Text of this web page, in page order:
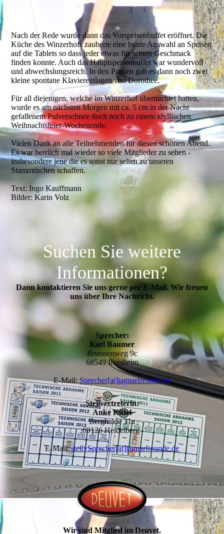
Nach der Rede wurde dann das Vorspeisenbuffet eröffnet. Die
Küche des Winzerhofs zauberte eine bunte Auswahl an Speisen
auf die Tablets so dass jeder etwas für seinen Geschmack
finden konnte. Auch das Hauptspeisenbuffet war wundervoll
und abwechslungsreich. In den Pausen gab es dann noch zwei
kleine spontane Klaviereinlagen von Dorothee.
Für all diejenigen, welche im Winzerhof übernachtet hatten,
wurde es am nächsten Morgen mit ca. 5 cm in der Nacht
gefallenem Pulverschnee doch noch zu einem idyllischen
Weihnachtsfeier-Wochenende.
Vielen Dank an alle Teilnehmenden für diesen schönen Abend.
Es war herrlich mal wieder so viele Mitglieder zu sehen -
insbesondere jene die es sonst nur selten zu unseren
Stammtischen schaffen.
Text: Ingo Kauffmann
Bilder: Karin Volz
Suchen Sie weitere
Informationen?
Dann kontaktieren Sie uns gerne per E-Mail. Wir freuen
uns über Ihre Nachricht.
Sprecher:
Karl Baumer
Brunnenweg 9c
68549 Ilvesheim
E-Mail: Sprecher[at]jaguarfreunde.de
Stellvertreterin:
Anke Kittel
Berghalde 31a
69126 Heidelberg
E-Mail:stellvSprecher[at]jaguarfreunde.de
Wir sind Mitglied im Deuvet.